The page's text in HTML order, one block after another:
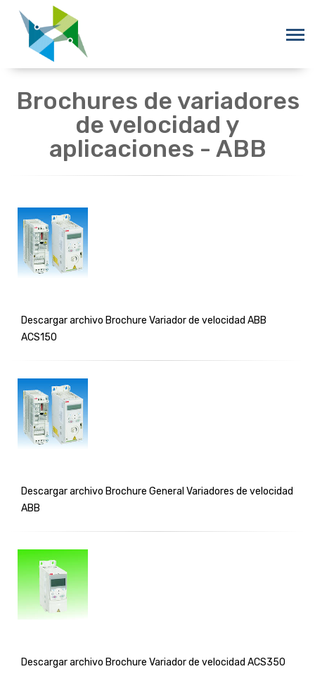
Brochures de variadores
de velocidad y
aplicaciones - ABB
Descargar archivo Brochure Variador de velocidad ABB
ACS150
Descargar archivo Brochure General Variadores de velocidad
ABB
Descargar archivo Brochure Variador de velocidad ACS350